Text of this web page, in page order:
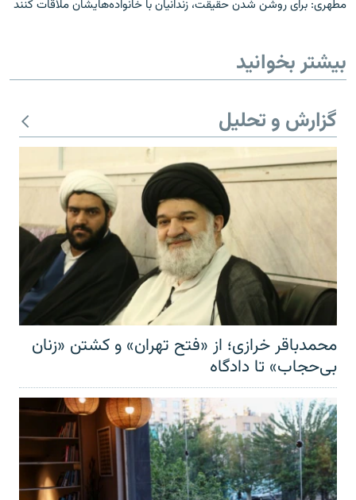
مطهری: برای روشن شدن حقيقت، زندانيان با خانواده‌هايشان ملاقات کنند
بیشتر بخوانید
گزارش و تحلیل
محمدباقر خرازی؛ از «فتح تهران» و کشتن «زنان
بی‌حجاب» تا دادگاه